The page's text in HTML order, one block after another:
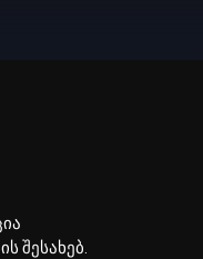
შესახებ.